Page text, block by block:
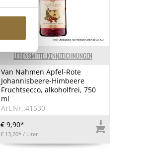
LEBENSMITTELKENNZEICHNUNGEN
Van Nahmen Apfel-Rote
Johannisbeere-Himbeere
Fruchtsecco, alkoholfrei, 750
ml
Art.Nr.:41530
€ 9,90*
€ 13,20* / Liter